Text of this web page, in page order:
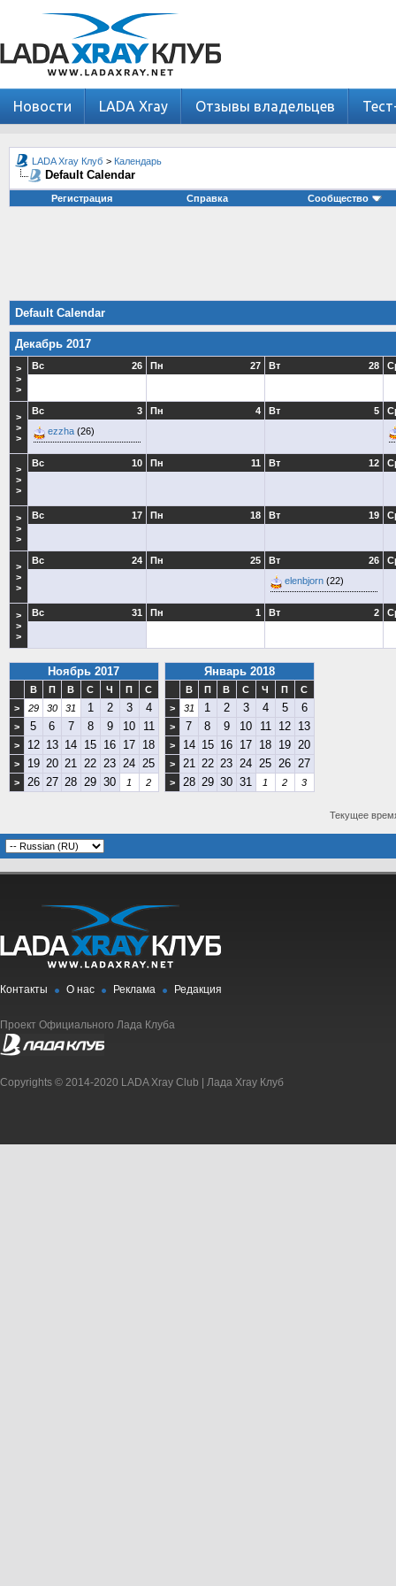
Новости LADA Xray Отзывы владельцев
LADA Xray Клуб > Календарь
Default Calendar
Регистрация Справка Сообщество
Default Calendar
Декабрь 2017
>
>
>
26
Вс 27
Пн 28
Вт
>
>
>
3
Вс
ezzha (26)
4
Пн 5
Вт
>
>
>
10
Вс 11
Пн 12
Вт
>
>
>
17
Вс 18
Пн 19
Вт
>
>
>
24
Вс 25
Пн 26
Вт
elenbjorn (22)
>
>
>
31
Вс 1
Пн 2
Вт
Ноябрь 2017
В П В С Ч П
С
>
29 30 31 1 2 3 4
> 5 6 7 8 9 10 11
> 12 13 14 15 16 17 18
> 19 20 21 22 23 24 25
> 26 27 28 29 30 1 2
Январь 2018
В П В С Ч П
С
>
31 1 2 3 4 5 6
> 7 8 9 10 11 12 13
> 14 15 16 17 18 19 20
> 21 22 23 24 25 26 27
> 28 29 30 31 1 2 3
Текущее
Контакты О нас Реклама Редакция
Проект Официального Лада Клуба
Copyrights © 2014-2020 LADA Xray Club | Лада Xray Клуб